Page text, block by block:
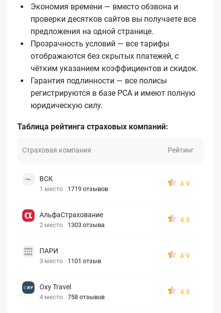
Экономия времени — вместо обзвона и
проверки десятков сайтов вы получаете все
предложения на одной странице.
Прозрачность условий — все тарифы
отображаются без скрытых платежей, с
чётким указанием коэффициентов и скидок.
Гарантия подлинности — все полисы
регистрируются в базе РСА и имеют полную
юридическую силу.
Таблица рейтинга страховых компаний:
Страховая компания Рейтинг
ВСК
1 место 1719 отзывов
4.9
АльфаСтрахование
2 место 1303 отзыва
4.8
ПАРИ
3 место 1101 отзыв
4.9
Oxy Travel
4 место 758 отзывов
4.8